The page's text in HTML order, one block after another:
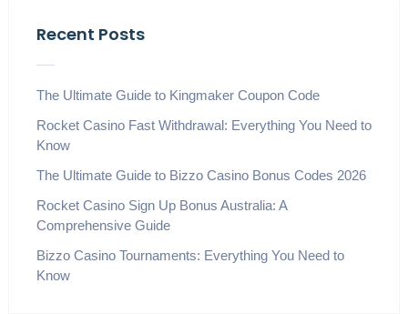
Recent Posts
The Ultimate Guide to Kingmaker Coupon Code
Rocket Casino Fast Withdrawal: Everything You Need to
Know
The Ultimate Guide to Bizzo Casino Bonus Codes 2026
Rocket Casino Sign Up Bonus Australia: A
Comprehensive Guide
Bizzo Casino Tournaments: Everything You Need to
Know